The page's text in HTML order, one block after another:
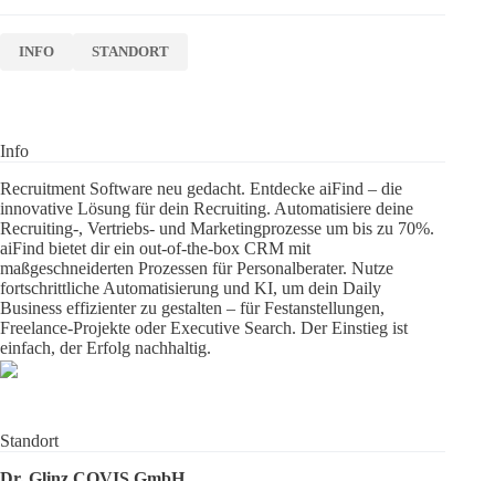
INFO STANDORT
Info
Recruitment Software neu gedacht. Entdecke aiFind – die
innovative Lösung für dein Recruiting. Automatisiere deine
Recruiting-, Vertriebs- und Marketingprozesse um bis zu 70%.
aiFind bietet dir ein out-of-the-box CRM mit
maßgeschneiderten Prozessen für Personalberater. Nutze
fortschrittliche Automatisierung und KI, um dein Daily
Business effizienter zu gestalten – für Festanstellungen,
Freelance-Projekte oder Executive Search. Der Einstieg ist
einfach, der Erfolg nachhaltig.
Standort